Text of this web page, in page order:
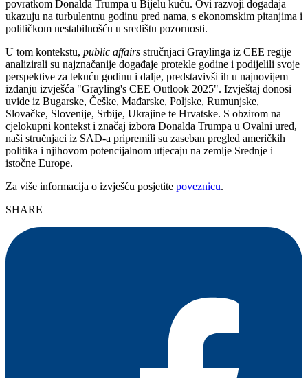
povratkom Donalda Trumpa u Bijelu kuću. Ovi razvoji događaja
ukazuju na turbulentnu godinu pred nama, s ekonomskim pitanjima i
političkom nestabilnošću u središtu pozornosti.
U tom kontekstu, public affairs stručnjaci Graylinga iz CEE regije
analizirali su najznačanije događaje protekle godine i podijelili svoje
perspektive za tekuću godinu i dalje, predstavivši ih u najnovijem
izdanju izvješća "Grayling's CEE Outlook 2025". Izvještaj donosi
uvide iz Bugarske, Češke, Mađarske, Poljske, Rumunjske,
Slovačke, Slovenije, Srbije, Ukrajine te Hrvatske. S obzirom na
cjelokupni kontekst i značaj izbora Donalda Trumpa u Ovalni ured,
naši stručnjaci iz SAD-a pripremili su zaseban pregled američkih
politika i njihovom potencijalnom utjecaju na zemlje Srednje i
istočne Europe.
Za više informacija o izvješću posjetite poveznicu.
SHARE